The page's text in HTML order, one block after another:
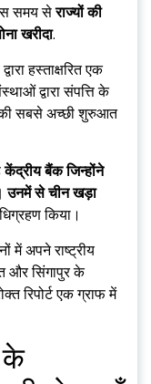
उस समय सेराज्यों की
खरीदा.
हस्ताक्षरित एक
द्वारा संपत्ति के
सबसे अच्छी शुरुआत
केंद्रीय बैंक जिन्होंने
उनमें से चीन खड़ा
किया।
में अपने राष्ट्रीय
और सिंगापुर के
रिपोर्ट एक ग्राफ में
के